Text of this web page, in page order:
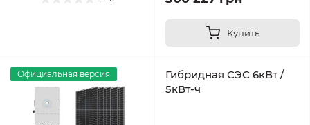
Купить
Официальная версия
Гибридная СЭС 6кВт /
5кВт-ч